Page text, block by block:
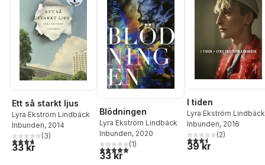
Ett så starkt ljus
Lyra Ekström Lindbäck
Inbunden, 2014
3,7utav 5 stjärnor. Totalt antal röster:
(3)
33 kr
Blödningen
Lyra Ekström Lindbäck
Inbunden, 2020
5,0utav 5 stjärnor. Totalt antal röster:
(1)
33 kr
I tiden
Lyra Ekström Lindbäck
Inbunden, 2016
3,5utav 5 stjärnor.
(2)
39 kr